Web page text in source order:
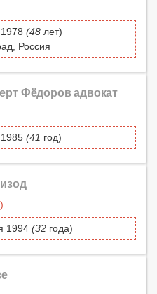
(48 лет)
Россия
Фёдоров адвокат
(41 год)
1994 (32 года)